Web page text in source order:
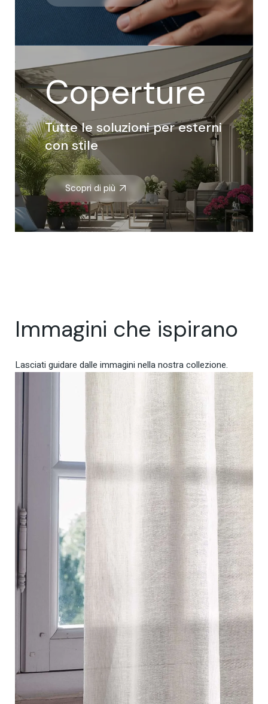
Coperture
Tutte le soluzioni per esterni
con stile
Scopri di più
Immagini che ispirano
Lasciati guidare dalle immagini nella nostra collezione.